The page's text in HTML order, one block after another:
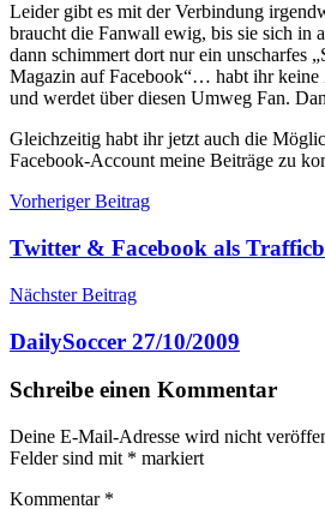
Leider gibt es mit der Verbindung
braucht die Fanwall ewig, bis sie sich in
dann schimmert dort nur ein unscharfes
Magazin auf Facebook“… habt ihr
und werdet über diesen Umweg Fan.
Gleichzeitig habt ihr jetzt auch die
Facebook-Account meine Beiträge zu
Beitragsnavigation
Vorheriger Beitrag
Twitter & Facebook als
Nächster Beitrag
DailySoccer 27/10/2009
Schreibe einen Kommentar
Deine E-Mail-Adresse wird nicht
Felder sind mit * markiert
Kommentar *